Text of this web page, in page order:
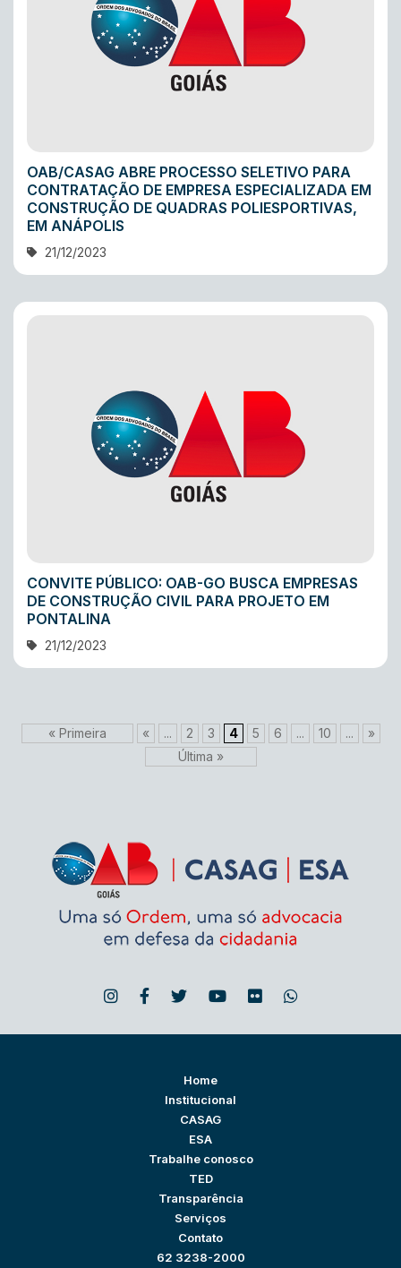
OAB/CASAG ABRE PROCESSO SELETIVO PARA
CONTRATAÇÃO DE EMPRESA ESPECIALIZADA EM
CONSTRUÇÃO DE QUADRAS POLIESPORTIVAS,
EM ANÁPOLIS
21/12/2023
CONVITE PÚBLICO: OAB-GO BUSCA EMPRESAS
DE CONSTRUÇÃO CIVIL PARA PROJETO EM
PONTALINA
21/12/2023
« Primeira « ... 2 3 4 5 6 ... 10 ...
»
Última »
Home
Institucional
CASAG
ESA
Trabalhe conosco
TED
Transparência
Serviços
Contato
62 3238-2000